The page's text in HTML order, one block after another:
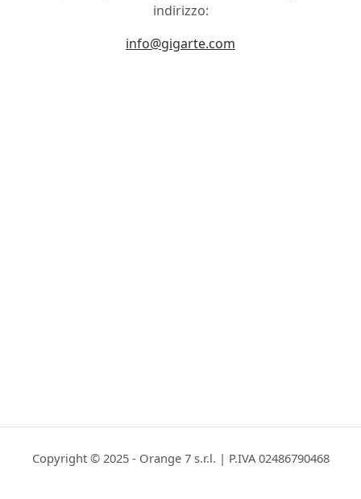
indirizzo:
info@gigarte.com
Copyright © 2025 - Orange 7 s.r.l. | P.IVA 02486790468